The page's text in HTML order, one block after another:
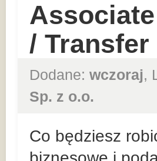
/
Dodane: wczoraj,
Sp. z o.o.
Co będziesz